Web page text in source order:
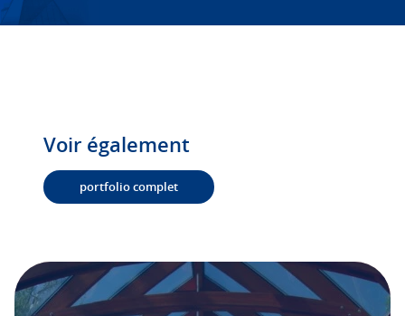
Voir également
portfolio complet